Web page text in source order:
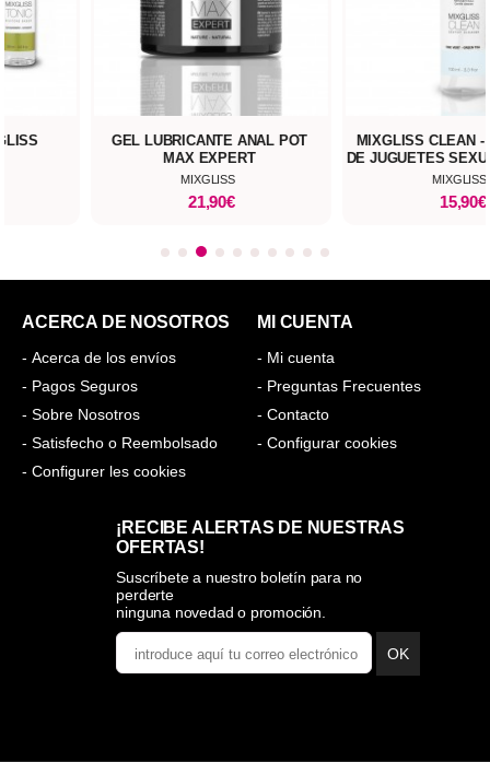
ANAL POT
MIXGLISS CLEAN - LIMPIADOR
DE JUGUETES SEXUALES 100 ML
ACERCA DE NOSOTROS
- Acerca de los envíos
- Pagos Seguros
- Sobre Nosotros
- Satisfecho o Reembolsado
- Configurer les cookies
MI CUENTA
- Mi cuenta
- Preguntas Frecuentes
- Contacto
- Configurar cookies
¡RECIBE ALERTAS DE NUESTRAS
OFERTAS!
Suscríbete a nuestro boletín para no
perderte
ninguna novedad o promoción.
OK